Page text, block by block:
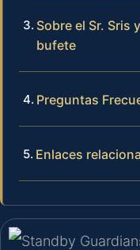
Sobre el Sr. Sris
bufete
Preguntas
Enlaces